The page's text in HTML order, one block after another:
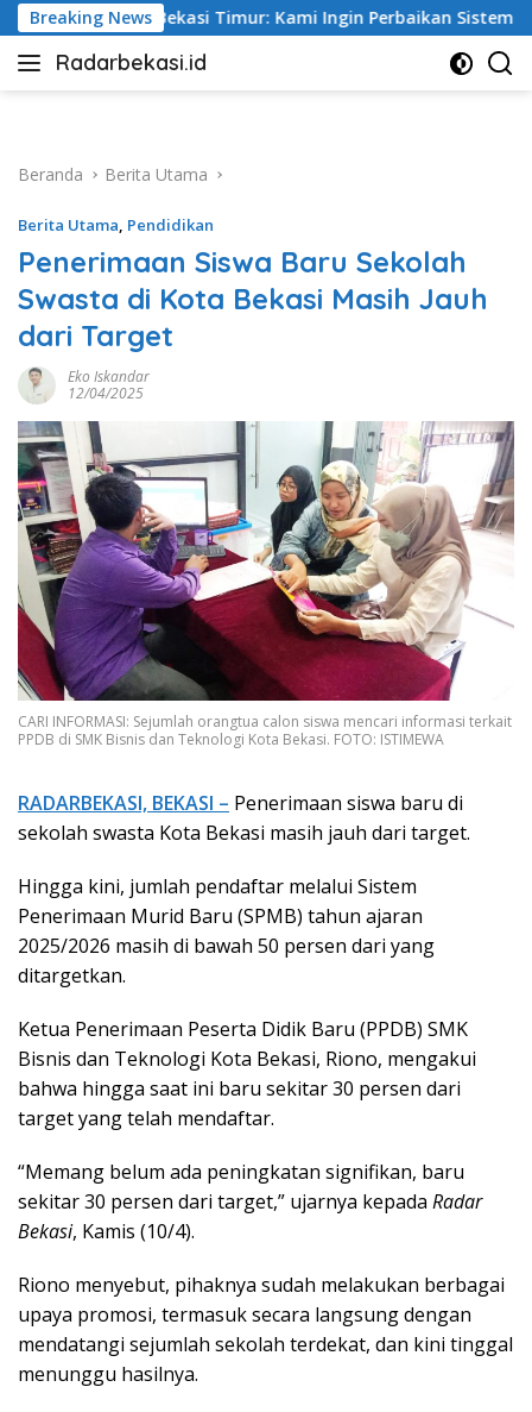
Langsung
ke
konten
Breaking News
Kami Ingin Perbaikan Sistem Keselamatan Lebih Dulu
Radarbekasi.id
Berita
Beranda
Berita Utama
Berita Utama, Pendidikan
Penerimaan Siswa Baru Sekolah
Swasta di Kota Bekasi Masih Jauh
dari Target
Eko Iskandar
12/04/2025
CARI INFORMASI: Sejumlah orangtua calon siswa mencari informasi terkait
PPDB di SMK Bisnis dan Teknologi Kota Bekasi. FOTO: ISTIMEWA
RADARBEKASI, BEKASI – Penerimaan siswa baru di
sekolah swasta Kota Bekasi masih jauh dari target.
Hingga kini, jumlah pendaftar melalui Sistem
Penerimaan Murid Baru (SPMB) tahun ajaran
2025/2026 masih di bawah 50 persen dari yang
ditargetkan.
Ketua Penerimaan Peserta Didik Baru (PPDB) SMK
Bisnis dan Teknologi Kota Bekasi, Riono, mengakui
bahwa hingga saat ini baru sekitar 30 persen dari
target yang telah mendaftar.
“Memang belum ada peningkatan signifikan, baru
sekitar 30 persen dari target,” ujarnya kepada Radar
Bekasi, Kamis (10/4).
Riono menyebut, pihaknya sudah melakukan berbagai
upaya promosi, termasuk secara langsung dengan
mendatangi sejumlah sekolah terdekat, dan kini tinggal
menunggu hasilnya.